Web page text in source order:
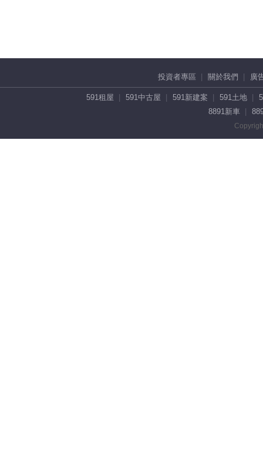
投資者專區 關於我們 廣
591租屋 591中古屋 591新建案 591土地
8891新車